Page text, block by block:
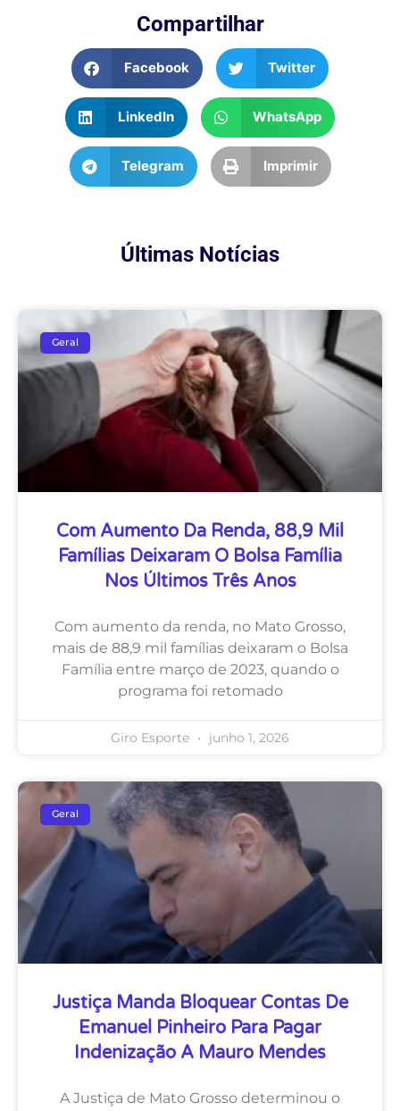
Compartilhar
Facebook Twitter
LinkedIn WhatsApp
Telegram Imprimir
Últimas Notícias
Geral
Com Aumento Da Renda, 88,9 Mil
Famílias Deixaram O Bolsa Família
Nos Últimos Três Anos
Com aumento da renda, no Mato Grosso,
mais de 88,9 mil famílias deixaram o Bolsa
Família entre março de 2023, quando o
programa foi retomado
Giro Esporte junho 1, 2026
Geral
Justiça Manda Bloquear Contas De
Emanuel Pinheiro Para Pagar
Indenização A Mauro Mendes
A Justiça de Mato Grosso determinou o